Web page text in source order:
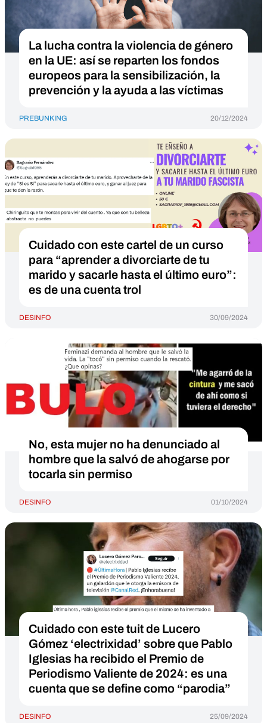
La lucha contra la violencia de género
en la UE: así se reparten los fondos
europeos para la sensibilización, la
prevención y la ayuda a las víctimas
PREBUNKING 20/12/2024
Cuidado con este cartel de un curso
para “aprender a divorciarte de tu
marido y sacarle hasta el último euro”:
es de una cuenta trol
DESINFO 30/09/2024
No, esta mujer no ha denunciado al
hombre que la salvó de ahogarse por
tocarla sin permiso
DESINFO 01/10/2024
Cuidado con este tuit de Lucero
Gómez ‘electrixidad’ sobre que Pablo
Iglesias ha recibido el Premio de
Periodismo Valiente de 2024: es una
cuenta que se define como “parodia”
DESINFO 25/09/2024